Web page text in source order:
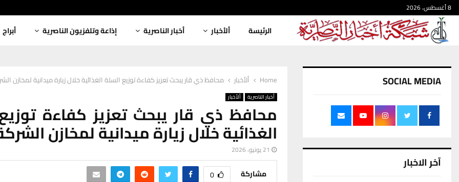
8 أغسطس، 2026
الرئيسة ألأخبار أخبار الناصرية إذاعة وتلفزيون الناصرية أبراج
Home ألأخبار محافظ ذي قار يبحث تعزيز كفاءة توزيع السلة الغذائية خلال زيارة ميدانية لمخازن
أخبار الناصرية ألأخبار
محافظ ذي قار يبحث تعزيز كفاءة
الغذائية خلال زيارة ميدانية لمخازن
21 يونيو، 2026
مشاركة 0
SOCIAL MEDIA
آخر الاخبار